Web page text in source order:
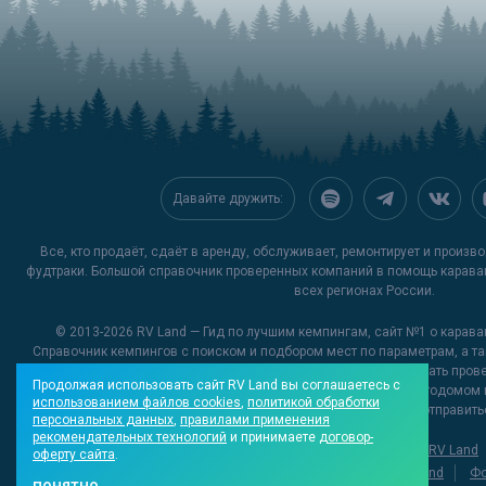
Давайте дружить:
Все, кто продаёт, сдаёт в аренду, обслуживает, ремонтирует и
фудтраки. Большой справочник проверенных компаний в помощь
всех регионах России.
© 2013-2026 RV Land — Гид по лучшим кемпингам, сайт №1 о
Справочник кемпингов с поиском и подбором мест по параметрам, а
исследовательские спецпроекты. На RV Land можно выбрать
инфраструктурой для беззаботной поездки с караваном или
новые и необычные места, куда можно
Реклама на RV Land
Добавить материал на RV Land
Продолжая использовать сайт RV Land вы соглашаетесь с
использованием файлов cookies, политикой обработки
персональных данных, правилами применения
рекомендательных технологий и принимаете договор-
оферту сайта.